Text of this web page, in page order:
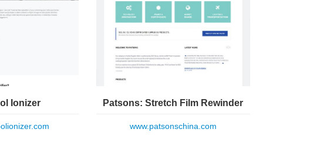
Ionizer Patsons: Stretch Film Rewinder
www.patsonschina.com